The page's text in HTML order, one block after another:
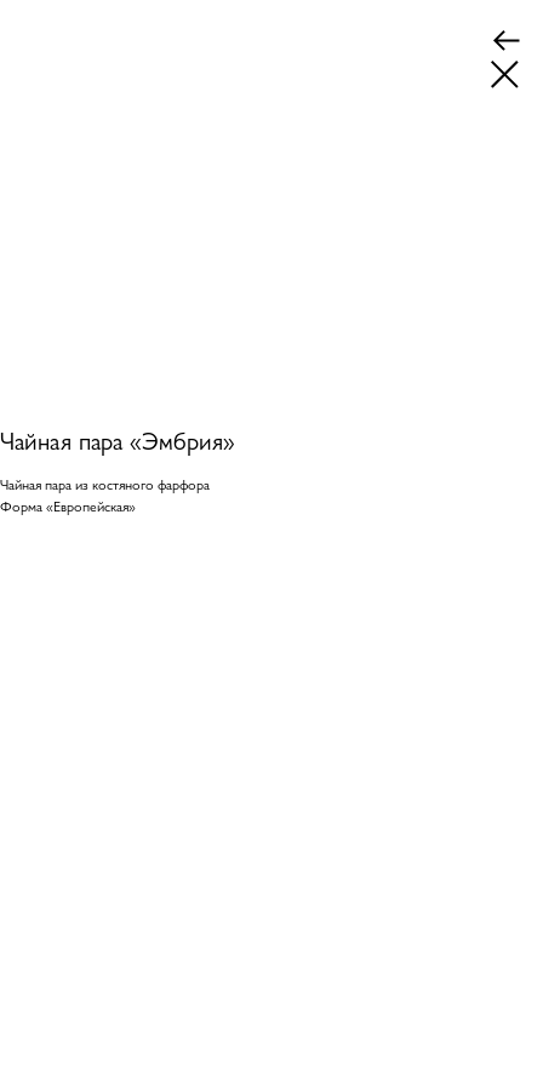
Чайная пара «Эмбрия»
Чайная пара из костяного фарфора
Форма «Европейская»